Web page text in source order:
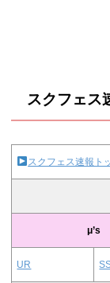
スクフェス
スクフェス速報ト
μ’s
UR